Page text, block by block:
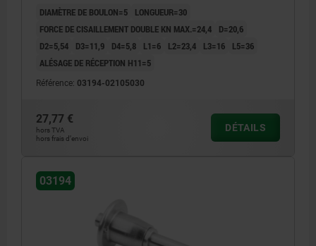
DIAMÈTRE DE BOULON=5
LONGUEUR=30
FORCE DE CISAILLEMENT DOUBLE KN MAX.=24,4
D=20,6
D2=5,54
D3=11,9 D4=5,8 L1=6 L2=23,4 L3=16
L5=36
ALÉSAGE DE RÉCEPTION H11=5
Référence: 03194-02105030
27,77 €
hors TVA
hors frais d’envoi
DÉTAILS
03194